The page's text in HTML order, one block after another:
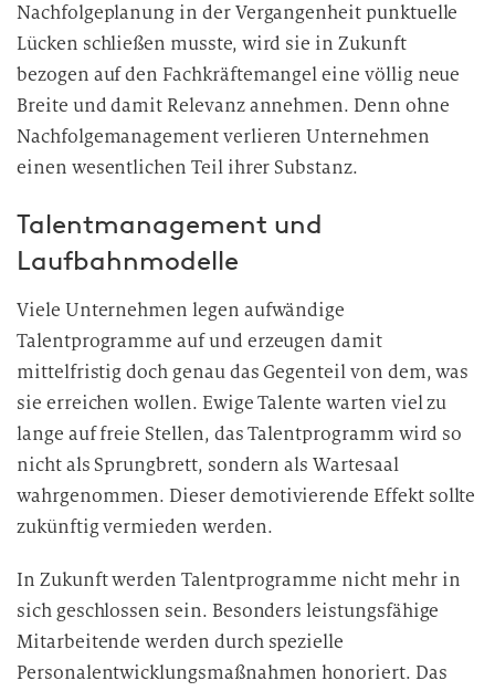
Nachfolgeplanung in der Vergangenheit punktuelle
Lücken schließen musste, wird sie in Zukunft
bezogen auf den Fachkräftemangel eine völlig neue
Breite und damit Relevanz annehmen. Denn ohne
Nachfolgemanagement verlieren Unternehmen
einen wesentlichen Teil ihrer Substanz.
Talentmanagement und
Laufbahnmodelle
Viele Unternehmen legen aufwändige
Talentprogramme auf und erzeugen damit
mittelfristig doch genau das Gegenteil von dem, was
sie erreichen wollen. Ewige Talente warten viel zu
lange auf freie Stellen, das Talentprogramm wird so
nicht als Sprungbrett, sondern als Wartesaal
wahrgenommen. Dieser demotivierende Effekt sollte
zukünftig vermieden werden.
In Zukunft werden Talentprogramme nicht mehr in
sich geschlossen sein. Besonders leistungsfähige
Mitarbeitende werden durch spezielle
Personalentwicklungsmaßnahmen honoriert. Das